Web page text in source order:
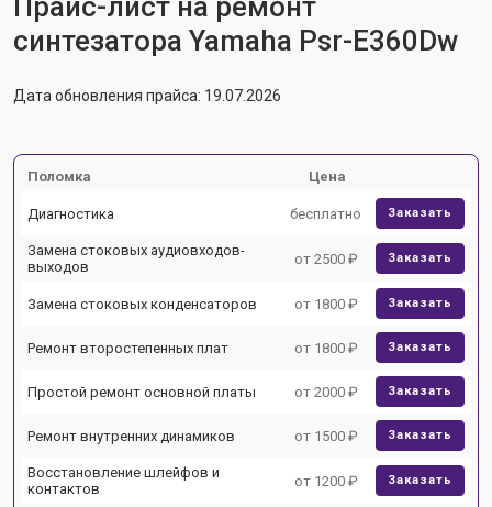
Прайс-лист на ремонт
синтезатора Yamaha Psr-E360Dw
Дата обновления прайса: 19.07.2026
Поломка Цена
Диагностика бесплатно Заказать
Замена стоковых аудиовходов-
выходов
от 2500 ₽ Заказать
Замена стоковых конденсаторов от 1800 ₽ Заказать
Ремонт второстепенных плат от 1800 ₽ Заказать
Простой ремонт основной платы от 2000 ₽ Заказать
Ремонт внутренних динамиков от 1500 ₽ Заказать
Восстановление шлейфов и
контактов
от 1200 ₽ Заказать